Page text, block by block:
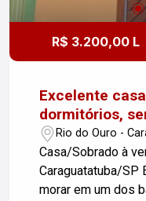
R$ 3.200,00 L
Excelente
dormitórios,
Ouro -
Rio do Ouro -
Casa/Sobrado à
Caraguatatuba/SP
morar em um dos